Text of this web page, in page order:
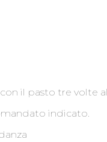
il pasto tre volte
indicato.